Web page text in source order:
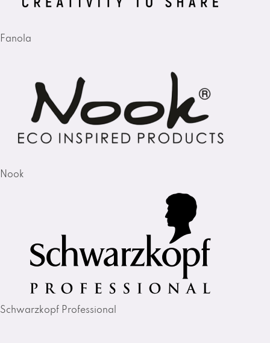
Fanola
Nook
Schwarzkopf Professional